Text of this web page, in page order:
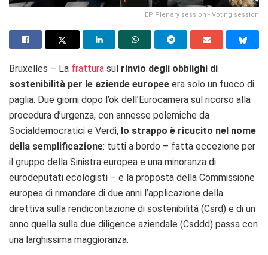
EP Plenary session - Voting session
Bruxelles – La frattura sul rinvio degli obblighi di
sostenibilità per le aziende europee era solo un fuoco di
paglia. Due giorni dopo l’ok dell’Eurocamera sul ricorso alla
procedura d’urgenza, con annesse polemiche da
Socialdemocratici e Verdi, lo strappo è ricucito nel nome
della semplificazione: tutti a bordo – fatta eccezione per
il gruppo della Sinistra europea e una minoranza di
eurodeputati ecologisti – e la proposta della Commissione
europea di rimandare di due anni l’applicazione della
direttiva sulla rendicontazione di sostenibilità (Csrd) e di un
anno quella sulla due diligence aziendale (Csddd) passa con
una larghissima maggioranza.